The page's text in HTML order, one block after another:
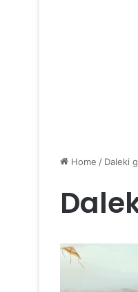
Home / Daleki